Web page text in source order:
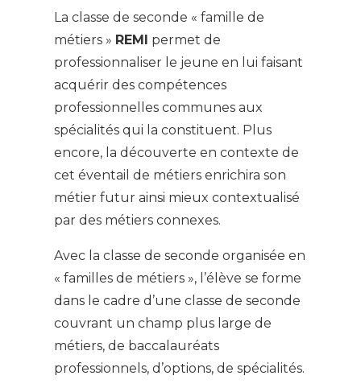
La classe de seconde « famille de
métiers » REMI permet de
professionnaliser le jeune en lui faisant
acquérir des compétences
professionnelles communes aux
spécialités qui la constituent. Plus
encore, la découverte en contexte de
cet éventail de métiers enrichira son
métier futur ainsi mieux contextualisé
par des métiers connexes.
Avec la classe de seconde organisée en
« familles de métiers », l’élève se forme
dans le cadre d’une classe de seconde
couvrant un champ plus large de
métiers, de baccalauréats
professionnels, d’options, de spécialités.